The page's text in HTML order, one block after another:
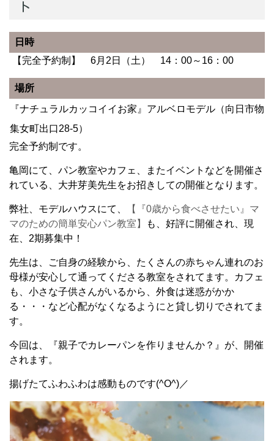
ト
日時
【完全予約制】 6月2日（土） 14：00～16：00
場所
『ナチュラルカッコイイお家』アルベロモデル（向日市物
集女町出口28-5）
完全予約制です。
亀岡にて、パン教室やカフェ、またイベントなどを開催さ
れている、大井芽美先生をお招きしての開催となります。
弊社、モデルハウスにて、
【『0歳から食べさせたい』マ
マのための簡単安心パン教室】
も、好評に開催され、現
在、2期募集中！
先生は、ご自身の経験から、たくさんの赤ちゃん連れのお
母様が安心して通ってくださる教室をされてます。カフェ
も、小さな子供さんがいるから、外食は迷惑がかか
る・・・など心配がなくなるようにと貸し切りでされてま
す。
今回は、『親子でカレーパンを作りませんか？』が、開催
されます。
揚げたてふわふわは感動ものです(^O^)／